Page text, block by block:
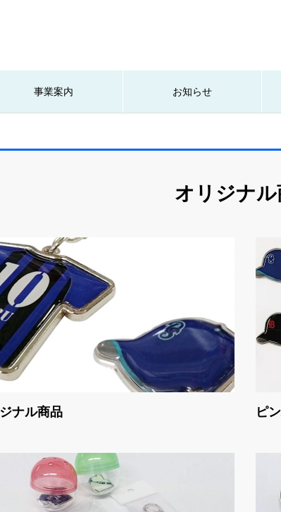
事業案内 お知らせ
オリジナ
ナル商品 ピ